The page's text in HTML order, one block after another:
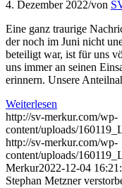
4. Dezember 2022/von
Eine ganz traurige
der noch im Juni nicht
beteiligt war, ist für uns
uns immer an seinen
erinnern. Unsere
Weiterlesen
http://sv-merkur.com/wp-
content/uploads/
http://sv-merkur.com/wp-
content/uploads/
Merkur2022-12-04
Stephan Metzner